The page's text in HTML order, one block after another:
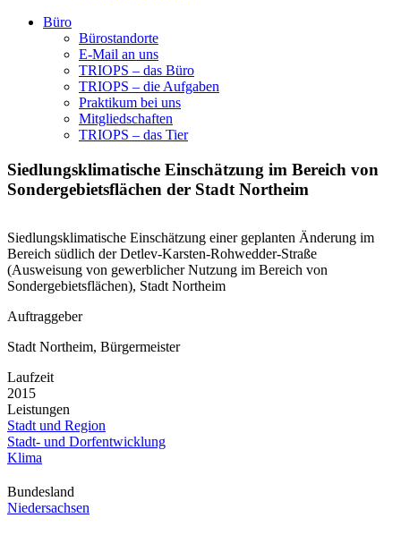
Büro
Bürostandorte
E-Mail an uns
TRIOPS – das Büro
TRIOPS – die Aufgaben
Praktikum bei uns
Mitgliedschaften
TRIOPS – das Tier
Siedlungsklimatische Einschätzung im Bereich von
Sondergebietsflächen der Stadt Northeim
Siedlungsklimatische Einschätzung einer geplanten Änderung im
Bereich südlich der Detlev-Karsten-Rohwedder-Straße
(Ausweisung von gewerblicher Nutzung im Bereich von
Sondergebietsflächen), Stadt Northeim
Auftraggeber
Stadt Northeim, Bürgermeister
Laufzeit
2015
Leistungen
Stadt und Region
Stadt- und Dorfentwicklung
Klima
Bundesland
Niedersachsen